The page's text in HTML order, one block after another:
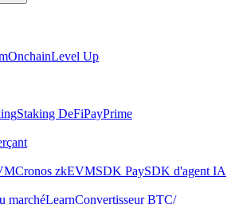
OnchainLevel Up
Staking DeFiPayPrime
Cronos zkEVMSDK PaySDK d'agent IA
marchéLearnConvertisseur BTC/